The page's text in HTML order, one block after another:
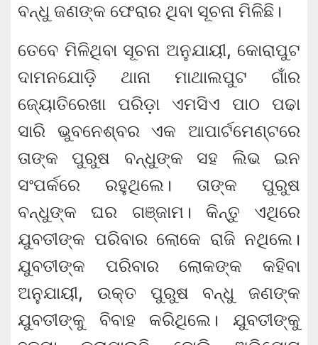
ବନ୍ଧୁ ଜଣଙ୍କ ଫେରାର ଥିବା ସୂଚନା ମିଳିଛି।
ତେବେ ମିଳିଥିବା ସୂଚନା ଅନୁଯାୟୀ, କୋରାପୁଟ
ଦାମନଯୋଡ଼ି ଥାନା ମାଥାଲପୁଟ ଗାଁର
ଜ୍ୟୋତିରେଖା ପରିଡ଼ା ଏମସିଏ ପାଠ ପଢା
ସାରି ଭୁବନେଶ୍ବର ଏକ ଆପାର୍ଟମେଣ୍ଟରେ
ତାଙ୍କ ପୁରୁଷ ବନ୍ଧୁଙ୍କ ସହ ଲିଭ ଇନ
ସଂପର୍କରେ ରହୁଥିଲେ। ତାଙ୍କ ପୁରୁଷ
ବନ୍ଧୁଙ୍କ ଘର ଗଞ୍ଜାମ। କିନ୍ତୁ ଏଥିରେ
ଯୁବତୀଙ୍କ ପରିବାର ଲୋକେ ରାଜି ନଥିଲେ।
ଯୁବତୀଙ୍କ ପରିବାର ଲୋକଙ୍କ କହିବା
ଅନୁଯାୟୀ, ଉକ୍ତ ପୁରୁଷ ବନ୍ଧୁ ଜଣଙ୍କ
ଯୁବତୀଙ୍କୁ ବିବାହ କରିଥିଲେ। ଯୁବତୀଙ୍କୁ